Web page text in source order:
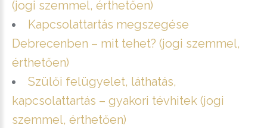
(jogi szemmel, érthetően)
Kapcsolattartás megszegése
Debrecenben – mit tehet? (jogi szemmel,
érthetően)
Szülői felügyelet, láthatás,
kapcsolattartás – gyakori tévhitek (jogi
szemmel, érthetően)